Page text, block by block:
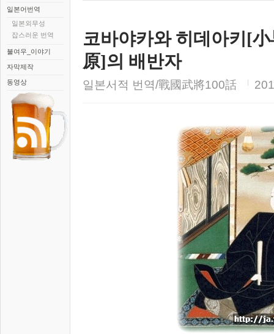
일본어번역
일본외무성
잡스러운 번역
불여우_이야기
자막제작
동영상
코바야카와 히데아키[
原]의 배반자
일본서적 번역/戰國武將100話